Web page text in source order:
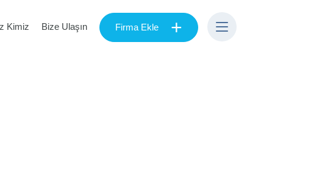
Kimiz Bize Ulaşın Firma Ekle +